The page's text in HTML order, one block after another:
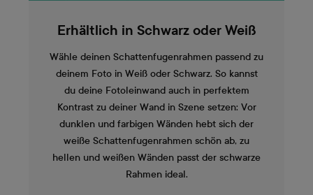
Erhältlich in Schwarz oder Weiß
Wähle deinen Schattenfugenrahmen passend zu
deinem Foto in Weiß oder Schwarz. So kannst
du deine Fotoleinwand auch in perfektem
Kontrast zu deiner Wand in Szene setzen: Vor
dunklen und farbigen Wänden hebt sich der
weiße Schattenfugenrahmen schön ab, zu
hellen und weißen Wänden passt der schwarze
Rahmen ideal.